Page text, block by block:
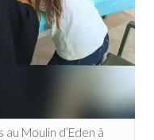
au Moulin d’Eden à